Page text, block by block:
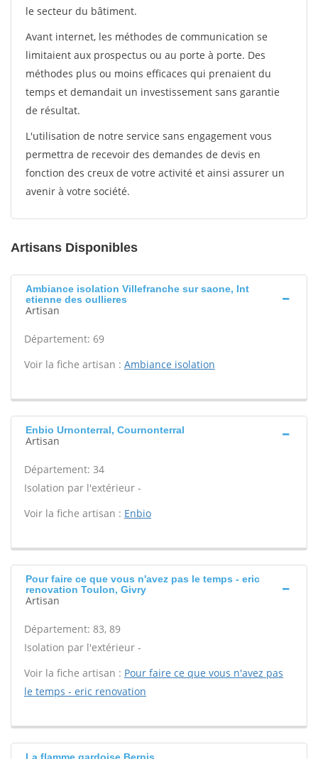
le secteur du bâtiment.
Avant internet, les méthodes de communication se
limitaient aux prospectus ou au porte à porte. Des
méthodes plus ou moins efficaces qui prenaient du
temps et demandait un investissement sans garantie
de résultat.
L'utilisation de notre service sans engagement vous
permettra de recevoir des demandes de devis en
fonction des creux de votre activité et ainsi assurer un
avenir à votre société.
Artisans Disponibles
Ambiance isolation Villefranche sur saone, Int
etienne des oullieres
Artisan
Département: 69
Voir la fiche artisan : Ambiance isolation
Enbio Urnonterral, Cournonterral
Artisan
Département: 34
Isolation par l'extérieur -
Voir la fiche artisan : Enbio
Pour faire ce que vous n'avez pas le temps - eric
renovation Toulon, Givry
Artisan
Département: 83, 89
Isolation par l'extérieur -
Voir la fiche artisan : Pour faire ce que vous n'avez pas
le temps - eric renovation